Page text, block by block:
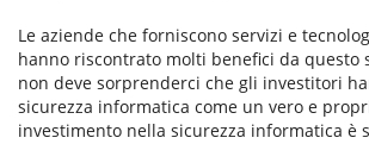
Le aziende che forniscono servizi e
hanno riscontrato molti benefici da questo
non deve sorprenderci che gli investitori
sicurezza informatica come un vero e
investimento nella sicurezza informatica è